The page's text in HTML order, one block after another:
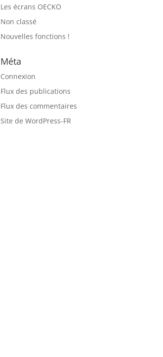
Les écrans OECKO
Non classé
Nouvelles fonctions !
Méta
Connexion
Flux des publications
Flux des commentaires
Site de WordPress-FR